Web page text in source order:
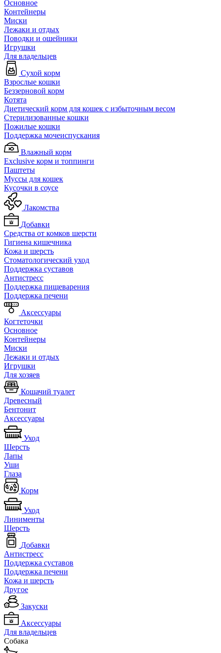
Основное
Контейнеры
Миски
Лежаки и отдых
Поводки и ошейники
Игрушки
Для владельцев
Сухой корм
Взрослые кошки
Беззерновой корм
Котята
Диетический корм для кошек с избыточным весом
Стерилизованные кошки
Пожилые кошки
Поддержка мочеиспускания
Влажный корм
Exclusive корм и топпинги
Паштеты
Муссы для кошек
Кусочки в соусе
Лакомства
Добавки
Средства от комков шерсти
Гигиена кишечника
Кожа и шерсть
Cтоматологический уход
Поддержка суставов
Антистресс
Поддержка пищеварения
Поддержка печени
Аксессуары
Когтеточки
Основное
Контейнеры
Миски
Лежаки и отдых
Игрушки
Для хозяев
Кошачий туалет
Древесный
Бентонит
Аксессуары
Уход
Шерсть
Лапы
Уши
Глаза
Корм
Уход
Линименты
Шерсть
Добавки
Антистресс
Поддержка суставов
Поддержка печени
Кожа и шерсть
Другое
Закуски
Аксессуары
Для владельцев
Собака